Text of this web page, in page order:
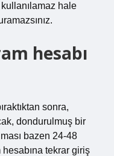
kullanılamaz hale
hesabı
sonra,
dondurulmuş bir
bazen 24-48
tekrar giriş